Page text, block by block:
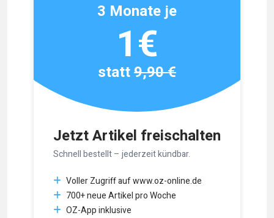
Jetzt Artikel freischalten
Schnell bestellt – jederzeit kündbar.
Voller Zugriff auf www.oz-online.de
700+ neue Artikel pro Woche
OZ-App inklusive
3 Monate je
1€
statt9,90 €